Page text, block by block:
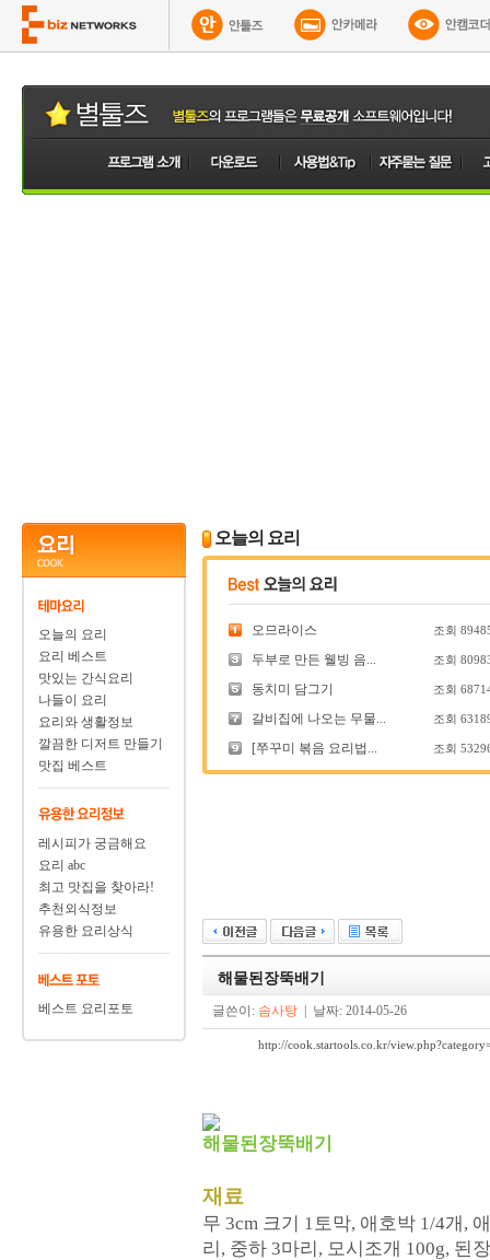
오늘의 요리
요리 베스트
맛있는 간식요리
나들이 요리
요리와 생활정보
깔끔한 디저트 만들기
맛집 베스트
레시피가 궁금해요
요리 abc
최고 맛집을 찾아라!
추천외식정보
유용한 요리상식
베스트 요리포토
오늘의 요리
오므라이스 조회
두부로 만든 웰빙 음... 조회
동치미 담그기 조회
갈비집에 나오는 무물... 조회
[쭈꾸미 볶음 요리법... 조회
해물된장뚝배기
글쓴이: 솜사탕 | 날짜: 2014-05-26
http://cook.startools.co.kr/
해물된장뚝배기
재료
무 3cm 크기 1토막, 애호박 1/4개,
리, 중하 3마리, 모시조개 100g, 된